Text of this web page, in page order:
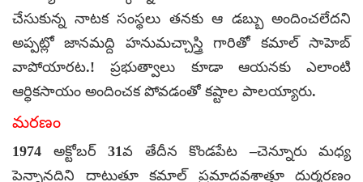
చేసుకున్న నాటక సంస్థలు తనకు ఆ డబ్బు అందించలేదని
అప్పట్లో జానమద్ది హనుమచ్చాస్త్రి గారితో కమాల్ సాహెబ్
వాపోయారట.! ప్రభుత్వాలు కూడా ఆయనకు ఎలాంటి
ఆర్ధికసాయం అందించక పోవడంతో కష్టాల పాలయ్యారు.
మరణం
1974 అక్టోబర్ 31వ తేదీన కొండపేట –చెన్నూరు మధ్య
పెన్నానదిని దాటుతూ కమాల్ ప్రమాదవశాత్తూ దుర్మరణం